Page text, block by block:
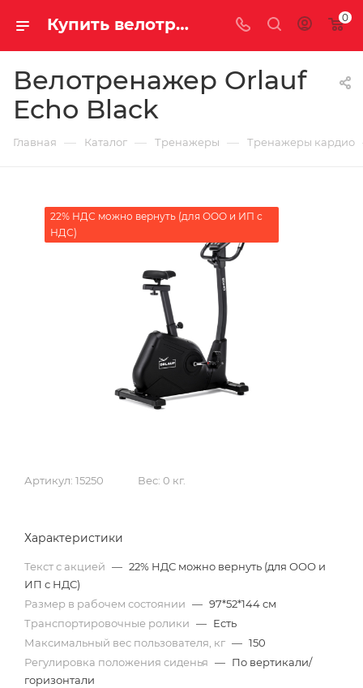
Купить велотренажер Orlauf Echo Black за 43900.00000000 рублей 0
Велотренажер Orlauf
Echo Black
Главная — Каталог — Тренажеры — Тренажеры кардио
22% НДС можно вернуть (для ООО и ИП с
НДС)
Артикул: 15250 Вес: 0 кг.
Характеристики
Текст с акцией — 22% НДС можно вернуть (для ООО и
ИП с НДС)
Размер в рабочем состоянии — 97*52*144 см
Транспортировочные ролики — Есть
Максимальный вес пользователя, кг — 150
Регулировка положения сиденья — По вертикали/
горизонтали